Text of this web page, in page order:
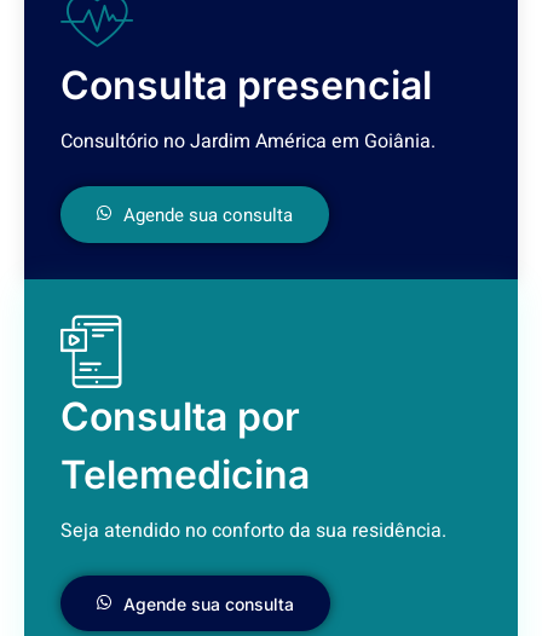
Consulta presencial
Consultório no Jardim América em Goiânia.
Agende sua consulta
Consulta por
Telemedicina
Seja atendido no conforto da sua residência.
Agende sua consulta